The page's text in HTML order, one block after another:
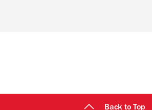
Back to Top